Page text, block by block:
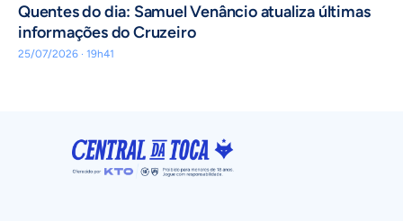
Quentes do dia: Samuel Venâncio atualiza últimas
informações do Cruzeiro
25/07/2026 · 19h41